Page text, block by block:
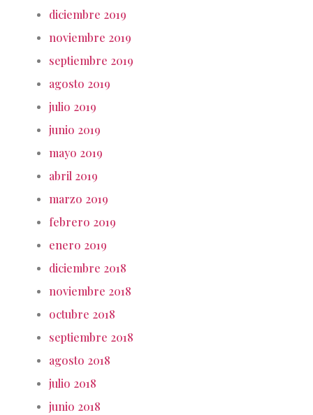
diciembre 2019
noviembre 2019
septiembre 2019
agosto 2019
julio 2019
junio 2019
mayo 2019
abril 2019
marzo 2019
febrero 2019
enero 2019
diciembre 2018
noviembre 2018
octubre 2018
septiembre 2018
agosto 2018
julio 2018
junio 2018